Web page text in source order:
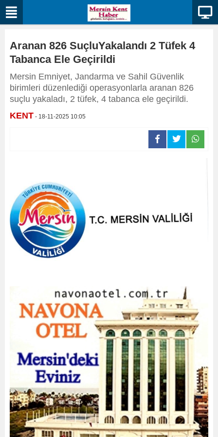
Aranan 826 SuçluYakalandı 2 Tüfek 4
Tabanca Ele Geçirildi
Mersin Emniyet, Jandarma ve Sahil Güvenlik
birimleri düzenlediği operasyonlarla aranan 826
suçlu yakaladı, 2 tüfek, 4 tabanca ele geçirildi.
KENT - 18-11-2025 10:05